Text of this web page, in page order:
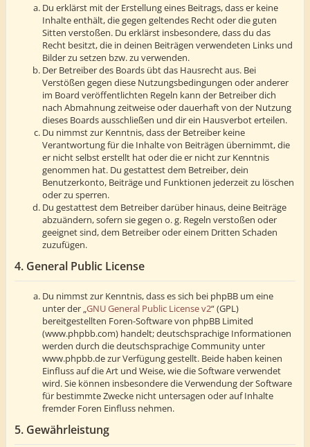
Du erklärst mit der Erstellung eines Beitrags, dass er keine
Inhalte enthält, die gegen geltendes Recht oder die guten
Sitten verstoßen. Du erklärst insbesondere, dass du das
Recht besitzt, die in deinen Beiträgen verwendeten Links und
Bilder zu setzen bzw. zu verwenden.
Der Betreiber des Boards übt das Hausrecht aus. Bei
Verstößen gegen diese Nutzungsbedingungen oder anderer
im Board veröffentlichten Regeln kann der Betreiber dich
nach Abmahnung zeitweise oder dauerhaft von der Nutzung
dieses Boards ausschließen und dir ein Hausverbot erteilen.
Du nimmst zur Kenntnis, dass der Betreiber keine
Verantwortung für die Inhalte von Beiträgen übernimmt, die
er nicht selbst erstellt hat oder die er nicht zur Kenntnis
genommen hat. Du gestattest dem Betreiber, dein
Benutzerkonto, Beiträge und Funktionen jederzeit zu löschen
oder zu sperren.
Du gestattest dem Betreiber darüber hinaus, deine Beiträge
abzuändern, sofern sie gegen o. g. Regeln verstoßen oder
geeignet sind, dem Betreiber oder einem Dritten Schaden
zuzufügen.
4. General Public License
Du nimmst zur Kenntnis, dass es sich bei phpBB um eine
unter der „GNU General Public License v2“ (GPL)
bereitgestellten Foren-Software von phpBB Limited
(www.phpbb.com) handelt; deutschsprachige Informationen
werden durch die deutschsprachige Community unter
www.phpbb.de zur Verfügung gestellt. Beide haben keinen
Einfluss auf die Art und Weise, wie die Software verwendet
wird. Sie können insbesondere die Verwendung der Software
für bestimmte Zwecke nicht untersagen oder auf Inhalte
fremder Foren Einfluss nehmen.
5. Gewährleistung